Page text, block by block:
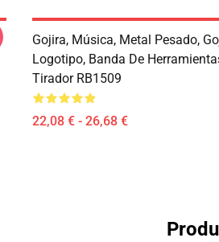
Gojira, Música, Metal Pesado,
Logotipo, Banda De
Tirador RB1509
22,08 € - 26,68 €